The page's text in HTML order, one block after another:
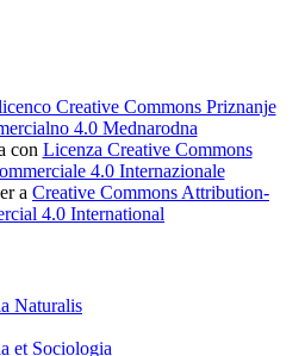
Creative Commons Priznanje
4.0 Mednarodna
con Licenza Creative Commons
4.0 Internazionale
a Creative Commons Attribution-
4.0 International
Naturalis
et Sociologia